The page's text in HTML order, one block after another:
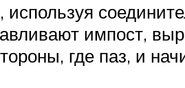
импост,
где паз, и